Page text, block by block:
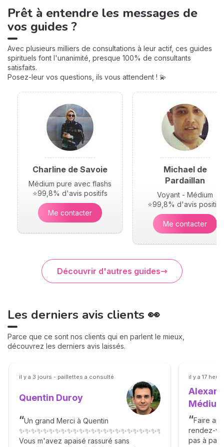
Prêt à entendre les messages de
vos guides ?
Avec plusieurs milliers de consultations à leur actif, ces guides
spirituels font l'unanimité, presque 100% de consultants
satisfaits.
Posez-leur vos questions, ils vous attendent ! 💫
Charline de Savoie
Médium pure avec flashs
⭐99,8% d'avis positifs
Me contacter
Michael de
Pardaillan
Voyant - Médium
⭐99,8% d'avis positifs
Me contacter
Découvrir d'autres guides
Les derniers avis clients 👀
Parce que ce sont nos clients qui en parlent le mieux,
découvrez les derniers avis laissés.
il y a 3 jours - paillettes a consulté
Quentin Duroy
Un grand Merci à Quentin
✨✨✨✨✨✨✨✨✨✨✨✨✨✨✨✨✨✨✨✨✨✨✨✨✨✨✨✨✨✨✨✨✨✨
Vous m'avez apaisé rassuré sans
il y a 17
Faire
rendez-
pas à pas